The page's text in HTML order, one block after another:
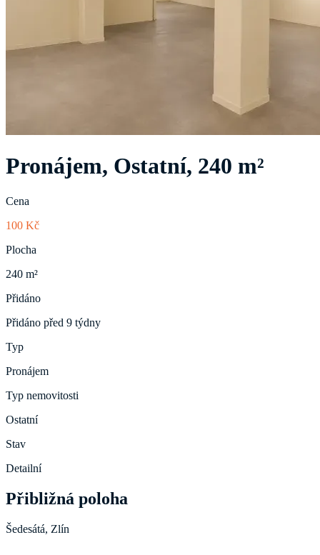
Pronájem, Ostatní, 240 m²
Cena
100 Kč
Plocha
240 m²
Přidáno
Přidáno před 9 týdny
Typ
Pronájem
Typ nemovitosti
Ostatní
Stav
Detailní
Přibližná poloha
Šedesátá, Zlín